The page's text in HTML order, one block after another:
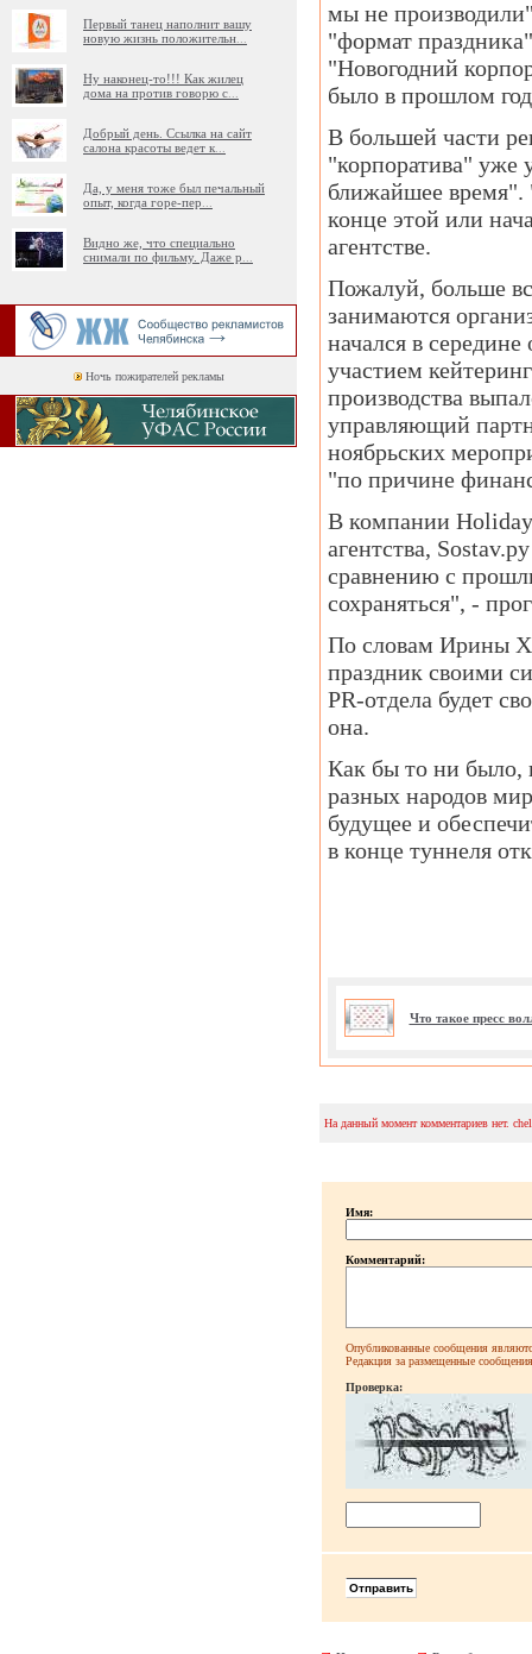
Первый танец наполнит вашу
новую жизнь положительн
Ну наконец-то!!! Как жилец
дома на против говорю с
Добрый день. Ссылка на сайт
салона красоты ведет к
Да, у меня тоже был печальный
опыт, когда горе-пер
Видно же, что специально
снимали по фильму. Даже р
Ночь пожирателей рекламы
мы не
"формат
"Новогодний
было в прошлом
В большей части
"корпоратива" уже
ближайшее время".
конце этой или
агентстве.
Пожалуй, больше
занимаются
начался в
участием
производства
управляющий
ноябрьских
"по причине
В компании Holiday
агентства,
сравнению с
сохраняться", -
По словам Ирины
праздник своими
PR-отдела будет
она.
Как бы то ни было,
разных народов
будущее и
в конце туннеля
Что такое пресс
На данный момент комментариев нет.
Имя:
Комментарий:
Опубликованные сообщения
Редакция за размещенные сообщения
Проверка: